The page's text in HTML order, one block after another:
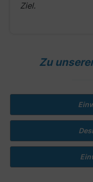
Ziel.
Zu